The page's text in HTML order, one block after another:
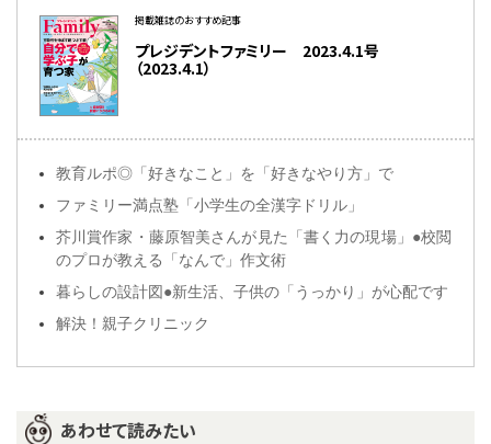
掲載雑誌のおすすめ記事
プレジデントファミリー 2023.4.1号
（2023.4.1）
教育ルポ◎「好きなこと」を「好きなやり方」で
ファミリー満点塾「小学生の全漢字ドリル」
芥川賞作家・藤原智美さんが見た「書く力の現場」●校閲
のプロが教える「なんで」作文術
暮らしの設計図●新生活、子供の「うっかり」が心配です
解決！親子クリニック
あわせて読みたい